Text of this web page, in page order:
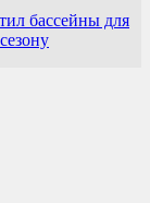
бассейны для